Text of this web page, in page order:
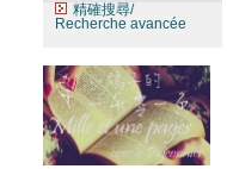
精確搜尋/
Recherche avancée